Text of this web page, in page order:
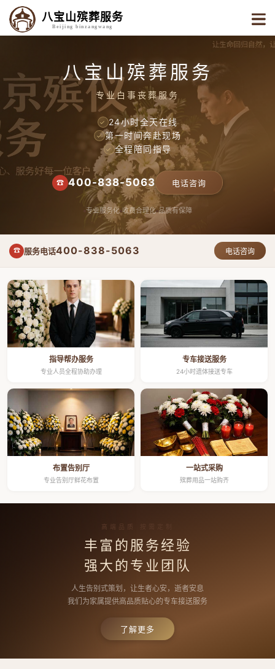
八宝山殡葬服务
Beijing binzangwang
八宝山殡葬服务
专业白事丧葬服务
✓ 24小时全天在线
✓ 第一时间奔赴现场
✓ 全程陪同指导
☎ 400-838-5063 电话咨询
专业服务化 收费合理化 品质有保障
☎ 服务电话400-838-5063 电话咨询
指导帮办服务
专业人员全程协助办理
专车接送服务
24小时遗体接送专车
布置告别厅
专业告别厅鲜花布置
一站式采购
殡葬用品一站购齐
高端品质 按需定制
丰富的服务经验
强大的专业团队
人生告别式策划，让生者心安，逝者安息
我们为家属提供高品质贴心的专车接送服务
了解更多